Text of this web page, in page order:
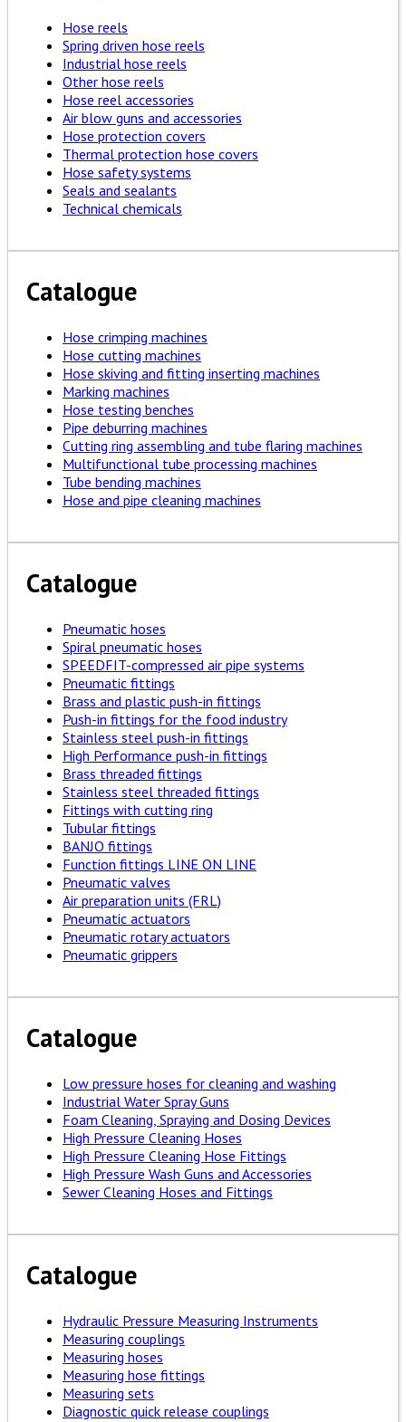
Hose reels
Spring driven hose reels
Industrial hose reels
Other hose reels
Hose reel accessories
Air blow guns and accessories
Hose protection covers
Thermal protection hose covers
Hose safety systems
Seals and sealants
Technical chemicals
Catalogue
Hose crimping machines
Hose cutting machines
Hose skiving and fitting inserting machines
Marking machines
Hose testing benches
Pipe deburring machines
Cutting ring assembling and tube flaring machines
Multifunctional tube processing machines
Tube bending machines
Hose and pipe cleaning machines
Catalogue
Pneumatic hoses
Spiral pneumatic hoses
SPEEDFIT-compressed air pipe systems
Pneumatic fittings
Brass and plastic push-in fittings
Push-in fittings for the food industry
Stainless steel push-in fittings
High Performance push-in fittings
Brass threaded fittings
Stainless steel threaded fittings
Fittings with cutting ring
Tubular fittings
BANJO fittings
Function fittings LINE ON LINE
Pneumatic valves
Air preparation units (FRL)
Pneumatic actuators
Pneumatic rotary actuators
Pneumatic grippers
Catalogue
Low pressure hoses for cleaning and washing
Industrial Water Spray Guns
Foam Cleaning, Spraying and Dosing Devices
High Pressure Cleaning Hoses
High Pressure Cleaning Hose Fittings
High Pressure Wash Guns and Accessories
Sewer Cleaning Hoses and Fittings
Catalogue
Hydraulic Pressure Measuring Instruments
Measuring couplings
Measuring hoses
Measuring hose fittings
Measuring sets
Diagnostic quick release couplings